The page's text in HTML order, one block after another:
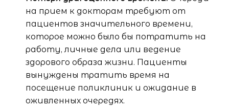
на прием к докторам требуют от
пациентов значительного времени,
которое можно было бы потратить на
работу, личные дела или ведение
здорового образа жизни. Пациенты
вынуждены тратить время на
посещение поликлиник и ожидание в
оживленных очередях.